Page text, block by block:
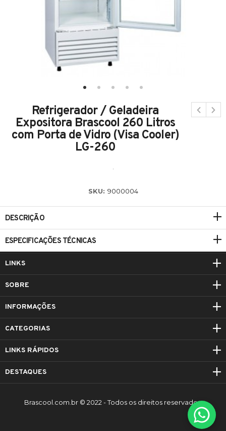
Refrigerador / Geladeira
Expositora Brascool 260 Litros
com Porta de Vidro (Visa Cooler)
LG-260
SKU: 9000004
DESCRIÇÃO
ESPECIFICAÇÕES TÉCNICAS
LINKS
SOBRE
INFORMAÇÕES
CATEGORIAS
LINKS RÁPIDOS
DESTAQUES
Brascool.com.br © 2022 - Todos os direitos reservados.